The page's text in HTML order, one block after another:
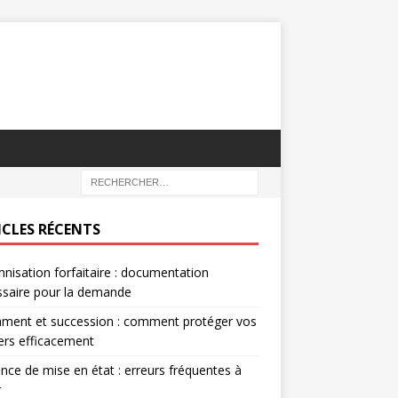
RÉCENTS
forfaitaire : documentation
pour la demande
et succession : comment protéger vos
efficacement
de mise en état : erreurs fréquentes à